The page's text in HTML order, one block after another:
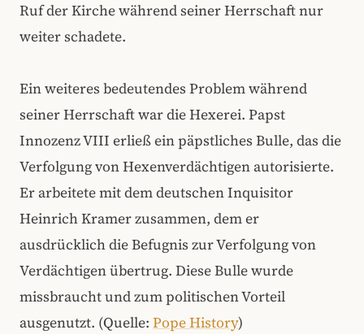
Ruf der Kirche während seiner Herrschaft nur
weiter schadete.
Ein weiteres bedeutendes Problem während
seiner Herrschaft war die Hexerei. Papst
Innozenz VIII erließ ein päpstliches Bulle, das die
Verfolgung von Hexenverdächtigen autorisierte.
Er arbeitete mit dem deutschen Inquisitor
Heinrich Kramer zusammen, dem er
ausdrücklich die Befugnis zur Verfolgung von
Verdächtigen übertrug. Diese Bulle wurde
missbraucht und zum politischen Vorteil
ausgenutzt. (Quelle: Pope History)